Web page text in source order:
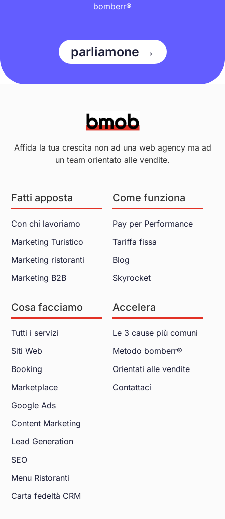
bomberr®
parliamone →
Affida la tua crescita non ad una web agency ma ad
un team orientato alle vendite.
Fatti apposta
Con chi lavoriamo
Marketing Turistico
Marketing ristoranti
Marketing B2B
Come funziona
Pay per Performance
Tariffa fissa
Blog
Skyrocket
Cosa facciamo
Tutti i servizi
Siti Web
Booking
Marketplace
Google Ads
Content Marketing
Lead Generation
SEO
Menu Ristoranti
Carta fedeltà CRM
Accelera
Le 3 cause più comuni
Metodo bomberr®
Orientati alle vendite
Contattaci